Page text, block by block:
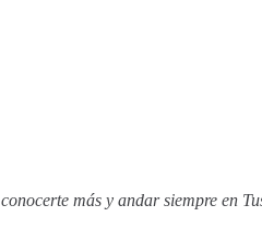
más y andar siempre en